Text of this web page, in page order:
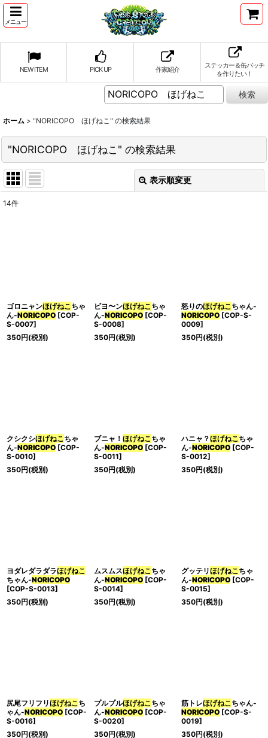
メニュー
NEW ITEM PICK UP 作家紹介
ステッカー＆缶バッチ
を作りたい！
ホーム > "NORICOPO ほげねこ" の検索結果
"NORICOPO ほげねこ" の検索結果
表示順変更
絞り込む
14件
ゴロニャンほげねこちゃ
ん-NORICOPO [COP-
S-0007]
350円(税別)
ビヨ〜ンほげねこちゃ
ん-NORICOPO [COP-
S-0008]
350円(税別)
怒りのほげねこちゃん-
NORICOPO [COP-S-
0009]
350円(税別)
クシクシほげねこちゃ
ん-NORICOPO [COP-
S-0010]
350円(税別)
ブニャ！ ほげねこちゃ
ん-NORICOPO [COP-
S-0011]
350円(税別)
ハニャ？ほげねこちゃ
ん-NORICOPO [COP-
S-0012]
350円(税別)
ヨダレダラダラほげねこ
ちゃん-NORICOPO
[COP-S-0013]
350円(税別)
ムスムスほげねこちゃ
ん-NORICOPO [COP-
S-0014]
350円(税別)
グッテリほげねこちゃ
ん-NORICOPO [COP-
S-0015]
350円(税別)
尻尾フリフリほげねこち
ゃん-NORICOPO [COP-
S-0016]
350円(税別)
プルプルほげねこちゃ
ん-NORICOPO [COP-
S-0020]
350円(税別)
筋トレほげねこちゃん-
NORICOPO [COP-S-
0019]
350円(税別)